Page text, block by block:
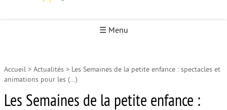
☰ Menu
Accueil
Accueil > Actualités > Les Semaines de la petite enfance : spectacles et
animations pour les (…)
Les Semaines de la petite enfance :